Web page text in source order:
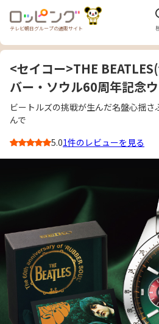
テレビ朝日グループの通販サイト
<セイコー>THE
バー・ソウル60周年記念
ビートルズの挑戦が生んだ名盤心揺
んで
5.01件のレビューを見る